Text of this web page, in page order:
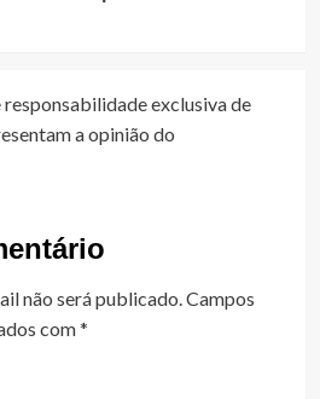
exclusiva de
a opinião do
não será publicado.Campos
com*